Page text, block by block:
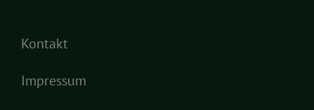
Kontakt
Impressum